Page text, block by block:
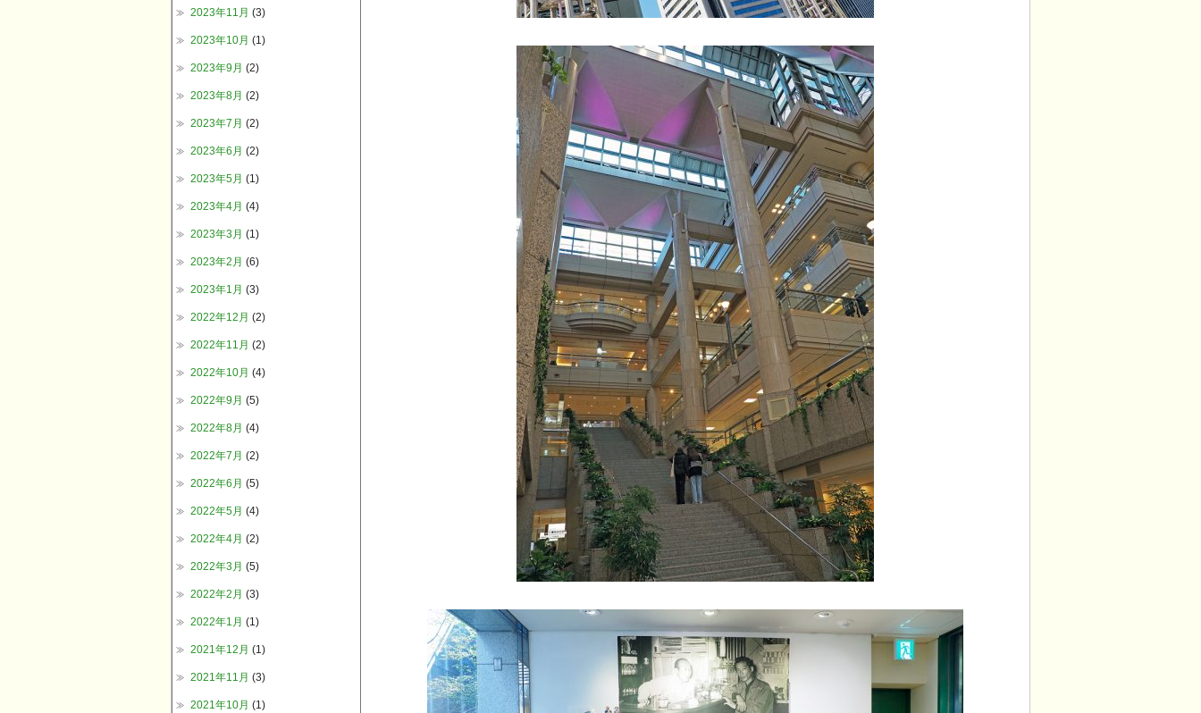
2023年11月 (3)
2023年10月 (1)
2023年9月 (2)
2023年8月 (2)
2023年7月 (2)
2023年6月 (2)
2023年5月 (1)
2023年4月 (4)
2023年3月 (1)
2023年2月 (6)
2023年1月 (3)
2022年12月 (2)
2022年11月 (2)
2022年10月 (4)
2022年9月 (5)
2022年8月 (4)
2022年7月 (2)
2022年6月 (5)
2022年5月 (4)
2022年4月 (2)
2022年3月 (5)
2022年2月 (3)
2022年1月 (1)
2021年12月 (1)
2021年11月 (3)
2021年10月 (1)